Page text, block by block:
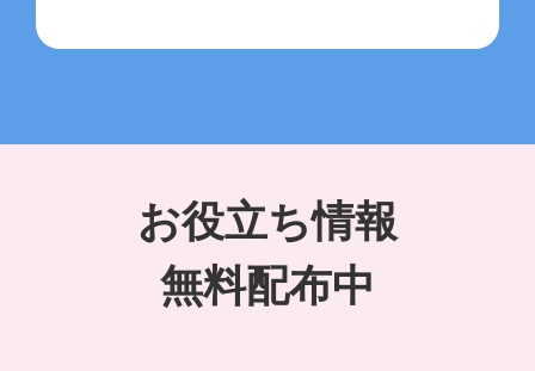
お役立ち情報
無料配布中